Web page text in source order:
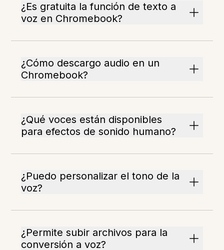
¿Es gratuita la función de texto a
voz en Chromebook?
¿Cómo descargo audio en un
Chromebook?
¿Qué voces están disponibles
para efectos de sonido humano?
¿Puedo personalizar el tono de la
voz?
¿Permite subir archivos para la
conversión a voz?